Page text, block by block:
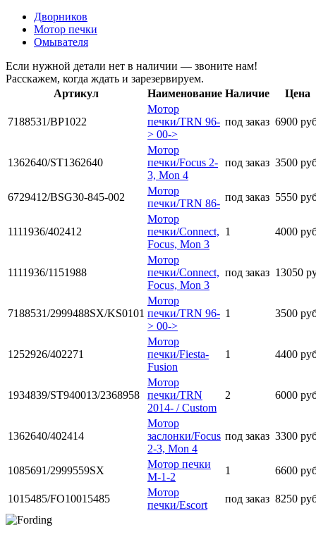
Дворников
Мотор печки
Омывателя
Если нужной детали нет в наличии — звоните нам!
Расскажем, когда ждать и зарезервируем.
Артикул
Наименование Наличие Цена
7188531/BP1022
Мотор
печки/TRN 96-
> 00->
под заказ 6900
1362640/ST1362640
Мотор
печки/Focus 2-
3, Mon 4
под заказ 3500
6729412/BSG30-845-002
Мотор
печки/TRN 86-
под заказ 5550
1111936/402412
Мотор
печки/Connect,
Focus, Mon 3
1 4000
1111936/1151988
Мотор
печки/Connect,
Focus, Mon 3
под заказ 13050
7188531/2999488SX/KS0101
Мотор
печки/TRN 96-
> 00->
1 3500
1252926/402271
Мотор
печки/Fiesta-
Fusion
1 4400
1934839/ST940013/2368958
Мотор
печки/TRN
2014- / Custom
2 6000
1362640/402414
Мотор
заслонки/Focus
2-3, Mon 4
под заказ 3300
1085691/2999559SX
Мотор печки
М-1-2
1 6600
1015485/FO10015485
Мотор
печки/Escort
под заказ 8250